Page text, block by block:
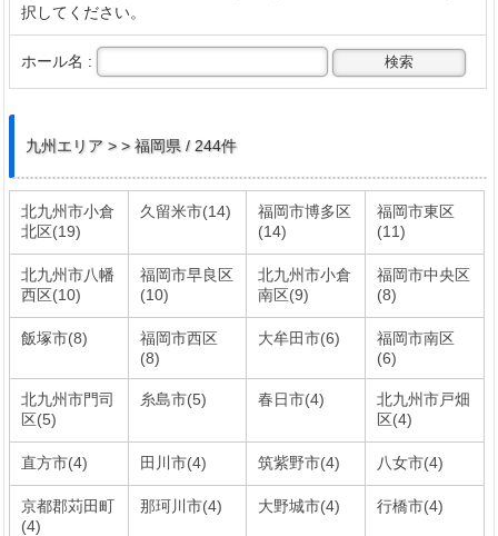
択してください。
ホール名 :
九州エリア > > 福岡県 / 244件
北九州市小倉
北区(19)
久留米市(14)
福岡市博多区
(14)
福岡市東区
(11)
北九州市八幡
西区(10)
福岡市早良区
(10)
北九州市小倉
南区(9)
福岡市中央区
(8)
飯塚市(8)
福岡市西区
(8)
大牟田市(6)
福岡市南区
(6)
北九州市門司
区(5)
糸島市(5) 春日市(4)
北九州市戸畑
区(4)
直方市(4) 田川市(4) 筑紫野市(4) 八女市(4)
京都郡苅田町
(4)
那珂川市(4) 大野城市(4) 行橋市(4)